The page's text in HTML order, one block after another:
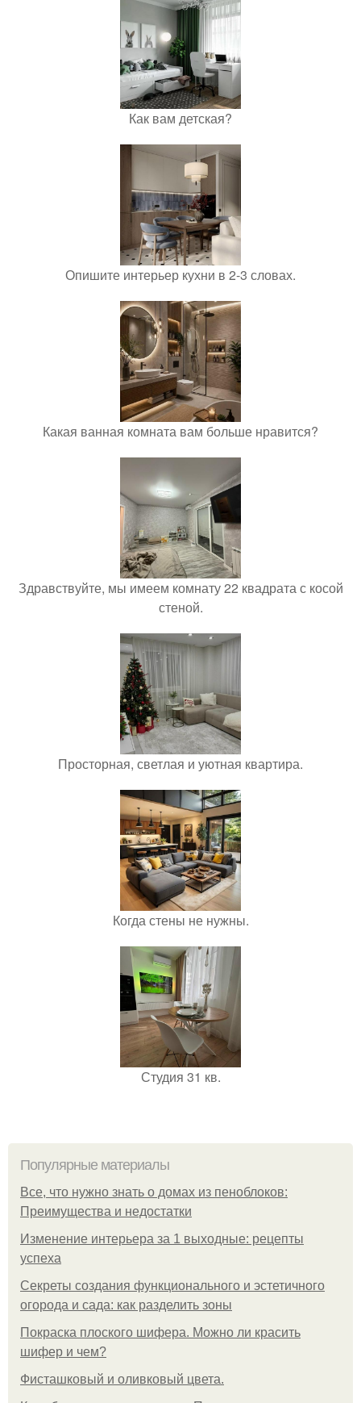
Как вам детская?
Опишите интерьер кухни в 2-3 словах.
Какая ванная комната вам больше нравится?
Здравствуйте, мы имеем комнату 22 квадрата с косой
стеной.
Просторная, светлая и уютная квартира.
Когда стены не нужны.
Студия 31 кв.
Популярные материалы
Все, что нужно знать о домах из пеноблоков:
Преимущества и недостатки
Изменение интерьера за 1 выходные: рецепты
успеха
Секреты создания функционального и эстетичного
огорода и сада: как разделить зоны
Покраска плоского шифера. Можно ли красить
шифер и чем?
Фисташковый и оливковый цвета.